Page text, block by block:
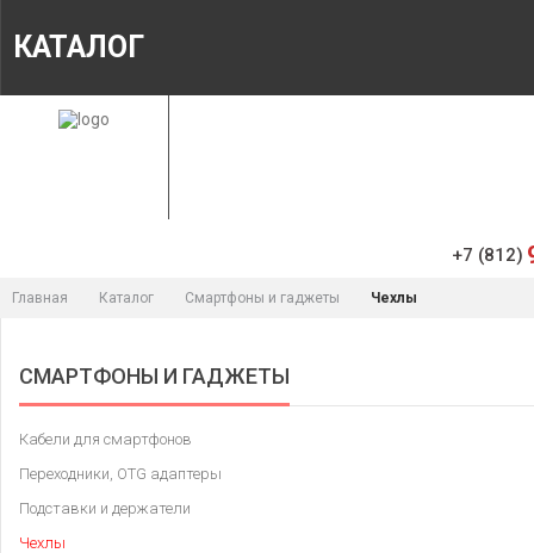
КАТАЛОГ
+7 (812)
Главная Каталог Смартфоны и гаджеты Чехлы
СМАРТФОНЫ И ГАДЖЕТЫ
Кабели для смартфонов
Переходники, OTG адаптеры
Подставки и держатели
Чехлы